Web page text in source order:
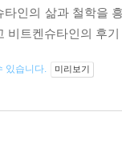
인의 삶과 철학을
비트켄슈타인의 후
있습니다. 미리보기